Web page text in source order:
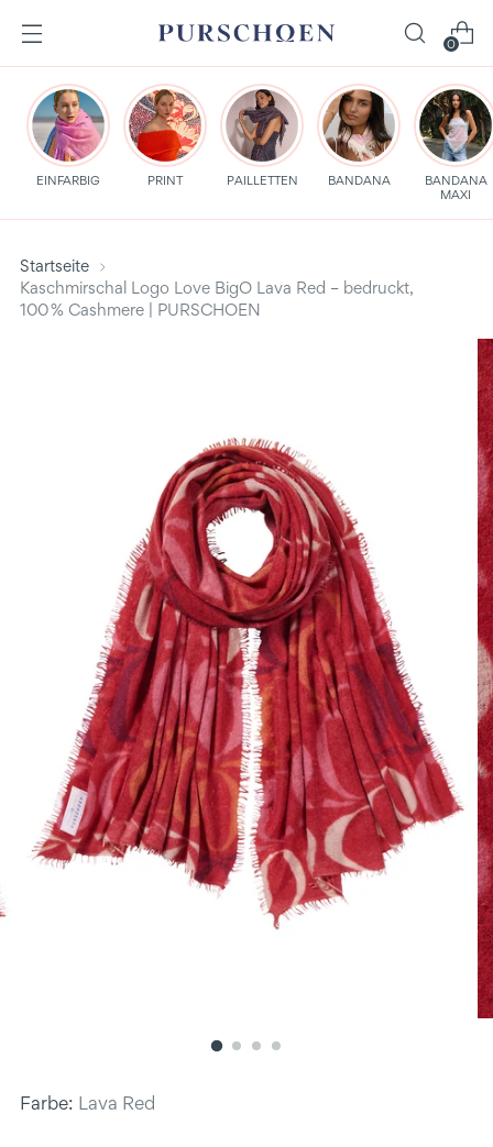
0
EINFARBIG PRINT PAILLETTEN BANDANA
BANDANA
MAXI
Startseite
Kaschmirschal Logo Love BigO Lava Red – bedruckt,
100 % Cashmere | PURSCHOEN
Farbe: Lava Red